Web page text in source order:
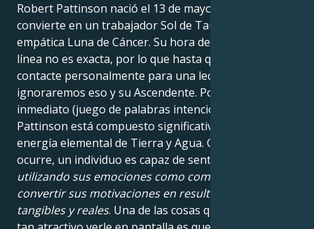
Robert Pattinson nació el 13 de mayo de 1986. Esto lo
convierte en un trabajador Sol de Tauro con una
empática Luna de Cáncer. Su hora de nacimiento en
línea no es exacta, por lo que hasta que él me
contacte personalmente para una lectura,
ignoraremos eso y su Ascendente. Podemos ver de
inmediato (juego de palabras intencionado) que
Pattinson está compuesto significativamente de
energía elemental de Tierra y Agua. Cuando esto
ocurre, un individuo es capaz de sentirse cómodo
utilizando sus emociones como combustible para
convertir sus motivaciones en resultados prácticos,
tangibles y reales. Una de las cosas que hace que sea